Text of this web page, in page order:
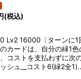
(税込)
Lv2 16000〔ターンに1
カードは、自分の緑1色
コストを支払わずに次
シュ__コスト6(緑2全